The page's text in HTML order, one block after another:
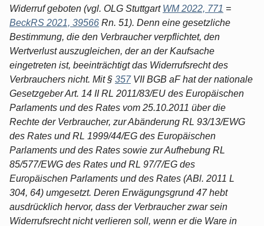
Widerruf geboten (vgl. OLG Stuttgart WM 2022, 771 =
BeckRS 2021, 39566 Rn. 51). Denn eine gesetzliche
Bestimmung, die den Verbraucher verpflichtet, den
Wertverlust auszugleichen, der an der Kaufsache
eingetreten ist, beeinträchtigt das Widerrufsrecht des
Verbrauchers nicht. Mit § 357VII BGB aF hat der nationale
Gesetzgeber Art. 14 II RL 2011/83/EU des Europäischen
Parlaments und des Rates vom 25.10.2011 über die
Rechte der Verbraucher, zur Abänderung RL 93/13/EWG
des Rates und RL 1999/44/EG des Europäischen
Parlaments und des Rates sowie zur Aufhebung RL
85/577/EWG des Rates und RL 97/7/EG des
Europäischen Parlaments und des Rates (ABl. 2011 L
304, 64) umgesetzt. Deren Erwägungsgrund 47 hebt
ausdrücklich hervor, dass der Verbraucher zwar sein
Widerrufsrecht nicht verlieren soll, wenn er die Ware in